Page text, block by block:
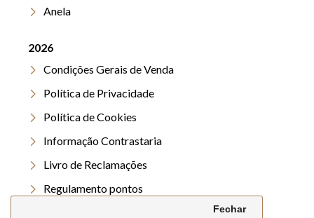
Fechar
Anela
2026
Condições Gerais de Venda
Política de Privacidade
Política de Cookies
Informação Contrastaria
Livro de Reclamações
Regulamento pontos